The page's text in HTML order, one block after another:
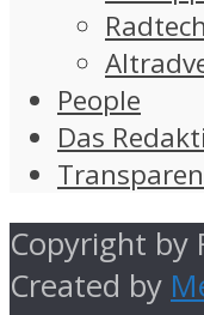
People
Das
Copyright by
Created by